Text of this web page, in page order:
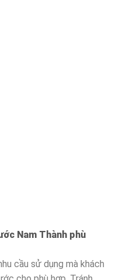
Nam Thành phù
cầu sử dụng mà khách